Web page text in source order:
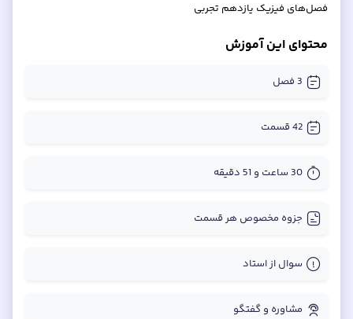
فصل‌های فیزیک یازدهم تجربی
محتوای این آموزش
3 فصل
42 قسمت
30 ساعت و 51 دقیقه
جزوه مخصوص هر قسمت
سوال از استاد
مشاوره و گفتگو